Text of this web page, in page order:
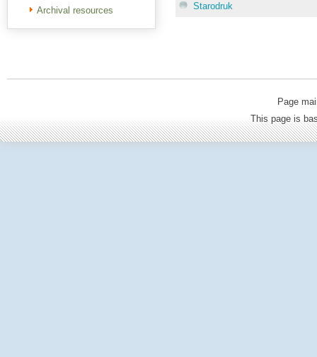
Archival resources
Starodruk
Page
This page is